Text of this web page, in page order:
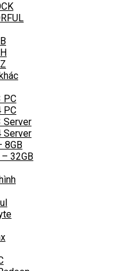
PC
PC
Server
Server
8GB
– 32GB